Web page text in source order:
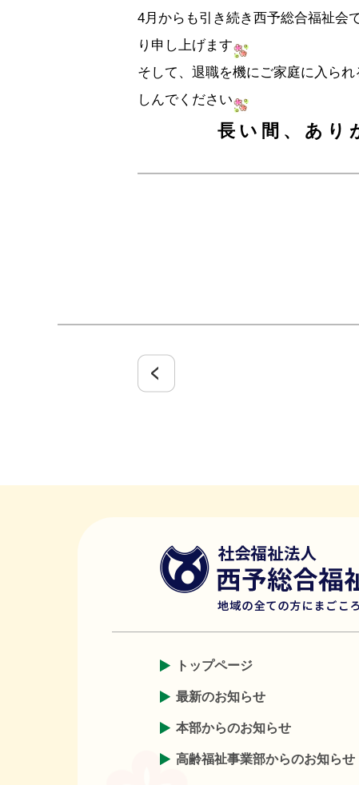
4月からも引き続き西予総合福祉会
り申し上げます
そして、退職を機にご家庭に入ら
しんでください
長い間、あり
トップページ
最新のお知らせ
本部からのお知らせ
高齢福祉事業部からのお知らせ